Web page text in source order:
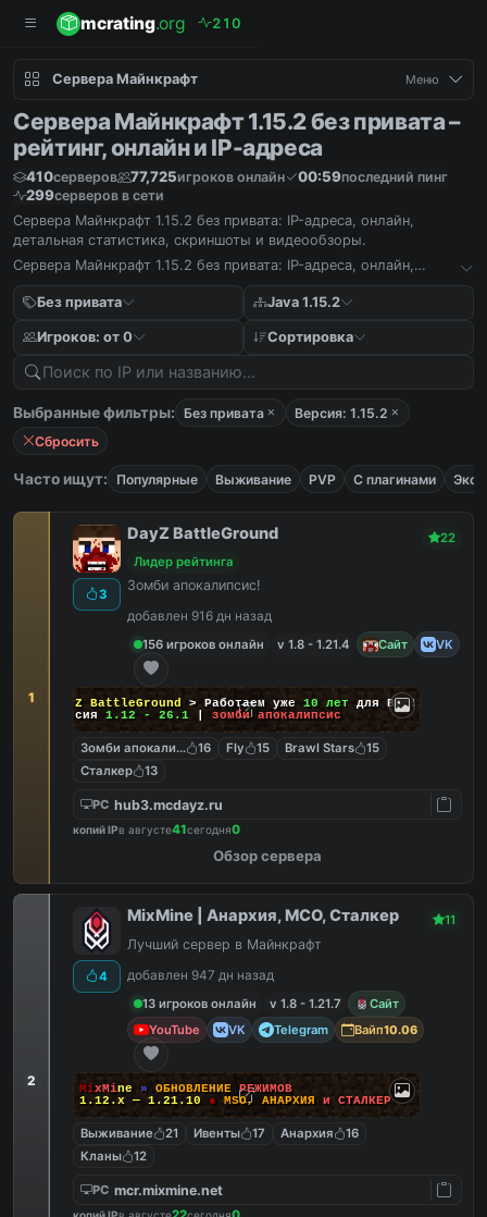
mcrating.org 2 1 0
Сервера Майнкрафт Меню
Сервера Майнкрафт 1.15.2 без привата –
рейтинг, онлайн и IP-адреса
410серверов 77,725игроков онлайн 00:59последний пинг
299серверов в сети
Сервера Майнкрафт 1.15.2 без привата: IP-адреса, онлайн,
детальная статистика, скриншоты и видеообзоры.
Сервера Майнкрафт 1.15.2 без привата: IP-адреса, онлайн,
Без привата
Java 1.15.2
Игроков: от 0 Сортировка
Выбранные фильтры: Без привата
Версия: 1.15.2
Сбросить
Часто ищут: Популярные Выживание PVP С плагинами
1
3
DayZ BattleGround
22
Лидер рейтинга
Зомби апокалипсис!
добавлен 916 дн назад
156 игроков онлайн
v 1.8 - 1.21.4 Сайт VK
DayZ BattleGround > Работаем уже 10 лет для Вас!
Версия 1.12 - 26.1 | зомби апокалипсис
Зомби апокалипсис16 Fly 15 Brawl Stars
15
Сталкер
13
PC hub3.mcdayz.ru
копий IPв августе41сегодня0
Обзор сервера
2
4
MixMine | Анархия, МСО, Сталкер 11
Лучший сервер в Майнкрафт
добавлен 947 дн назад
13 игроков онлайн
v 1.8 - 1.21.7
Сайт
YouTube
VK Telegram Вайп10.06
MixMine » ОБНОВЛЕНИЕ РЕЖИМОВ
1.12.x — 1.21.10
● MSO, АНАРХИЯ и СТАЛКЕР
Выживание 21 Ивенты 17 Анархия
16
Кланы
12
PC mcr.mixmine.net